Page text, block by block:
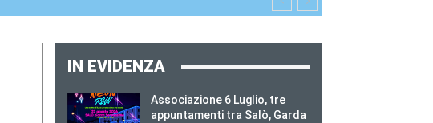
IN EVIDENZA
Associazione 6 Luglio, tre
appuntamenti tra Salò, Garda